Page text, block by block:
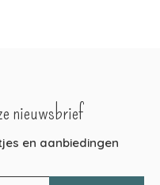
nieuwsbrief
en aanbiedingen